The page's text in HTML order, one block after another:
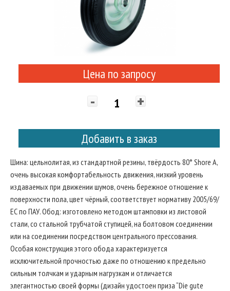
Цена по запросу
- +
Добавить в заказ
Шина: цельнолитая, из стандартной резины, твёрдость 80° Shore A,
очень высокая комфортабельность движения, низкий уровень
издаваемых при движении шумов, очень бережное отношение к
поверхности пола, цвет чёрный, соответствует нормативу 2005/69/
ЕС по ПАУ. Обод: изготовлено методом штамповки из листовой
стали, со стальной трубчатой ступицей, на болтовом соединении
или на соединении посредством центрального прессования.
Особая конструкция этого обода характеризуется
исключительной прочностью даже по отношению к предельно
сильным толчкам и ударным нагрузкам и отличается
элегантностью своей формы (дизайн удостоен приза “Die gute